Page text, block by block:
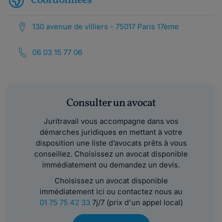
130 avenue de villiers - 75017 Paris 17ème
06 03 15 77 06
Consulter un avocat
Juritravail vous accompagne dans vos
démarches juridiques en mettant à votre
disposition une liste d’avocats prêts à vous
conseillez. Choisissez un avocat disponible
immédiatement ou demandez un devis.
Choisissez un avocat disponible
immédiatement ici ou contactez nous au
01 75 75 42 337j/7 (prix d'un appel local)